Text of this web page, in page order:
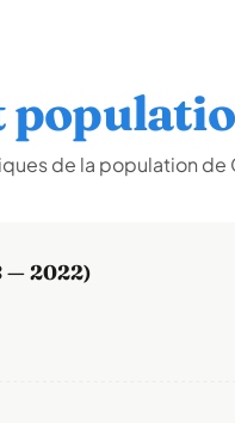
de la population de
— 2022)